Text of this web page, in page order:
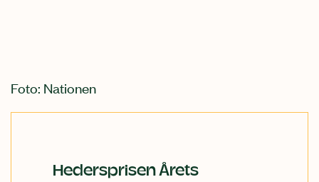
Foto: Nationen
Hedersprisen Årets